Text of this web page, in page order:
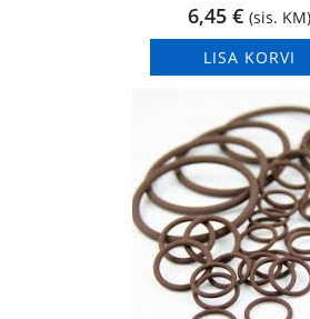
6,45 € (sis. KM)
LISA KORVI